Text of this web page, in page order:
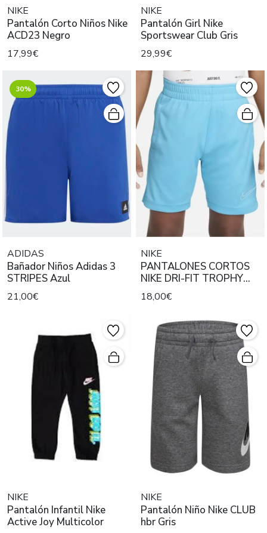
NIKE
Pantalón Corto Niños Nike
ACD23 Negro
17,99€
NIKE
Pantalón Girl Nike
Sportswear Club Gris
29,99€
30%
ADIDAS
Bañador Niños Adidas 3
STRIPES Azul
21,00€
NIKE
PANTALONES CORTOS
NIKE DRI-FIT TROPHY
AZULES
18,00€
NIKE
Pantalón Infantil Nike
Active Joy Multicolor
NIKE
Pantalón Niño Nike CLUB
hbr Gris